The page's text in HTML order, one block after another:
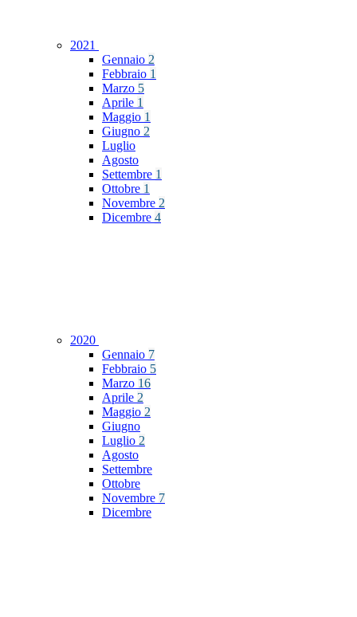
2021
Gennaio 2
Febbraio 1
Marzo 5
Aprile 1
Maggio 1
Giugno 2
Luglio
Agosto
Settembre 1
Ottobre 1
Novembre 2
Dicembre 4
2020
Gennaio 7
Febbraio 5
Marzo 16
Aprile 2
Maggio 2
Giugno
Luglio 2
Agosto
Settembre
Ottobre
Novembre 7
Dicembre